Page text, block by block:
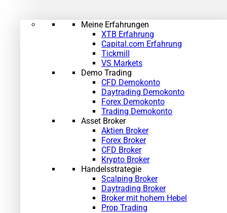
Meine Erfahrungen
XTB Erfahrung
Capital.com Erfahrung
Tickmill
VS Markets
Demo Trading
CFD Demokonto
Daytrading Demokonto
Forex Demokonto
Trading Demokonto
Asset Broker
Aktien Broker
Forex Broker
CFD Broker
Krypto Broker
Handelsstrategie
Scalping Broker
Daytrading Broker
Broker mit hohem Hebel
Prop Trading